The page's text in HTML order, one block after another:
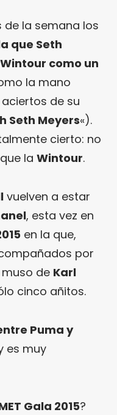
de la semana los
que Seth
como un
la mano
de su
Seth Meyers«).
cierto: no
la Wintour.
vuelven a estar
, esta vez en
en la que,
por
de Karl
cinco añitos.
Puma y
es muy
Gala 2015?